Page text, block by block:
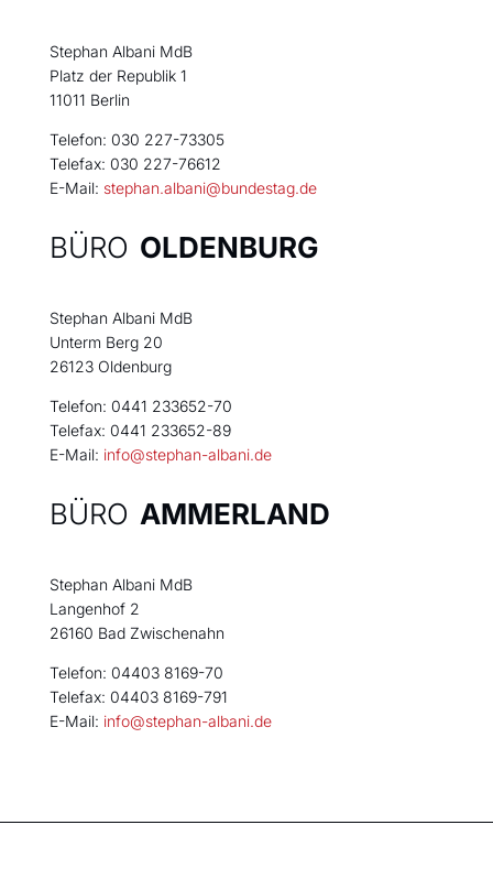
Stephan Albani MdB
Platz der Republik 1
11011 Berlin
Telefon: 030 227-73305
Telefax: 030 227-76612
E-Mail: stephan.albani@bundestag.de
BÜRO OLDENBURG
Stephan Albani MdB
Unterm Berg 20
26123 Oldenburg
Telefon: 0441 233652-70
Telefax: 0441 233652-89
E-Mail: info@stephan-albani.de
BÜRO AMMERLAND
Stephan Albani MdB
Langenhof 2
26160 Bad Zwischenahn
Telefon: 04403 8169-70
Telefax: 04403 8169-791
E-Mail: info@stephan-albani.de